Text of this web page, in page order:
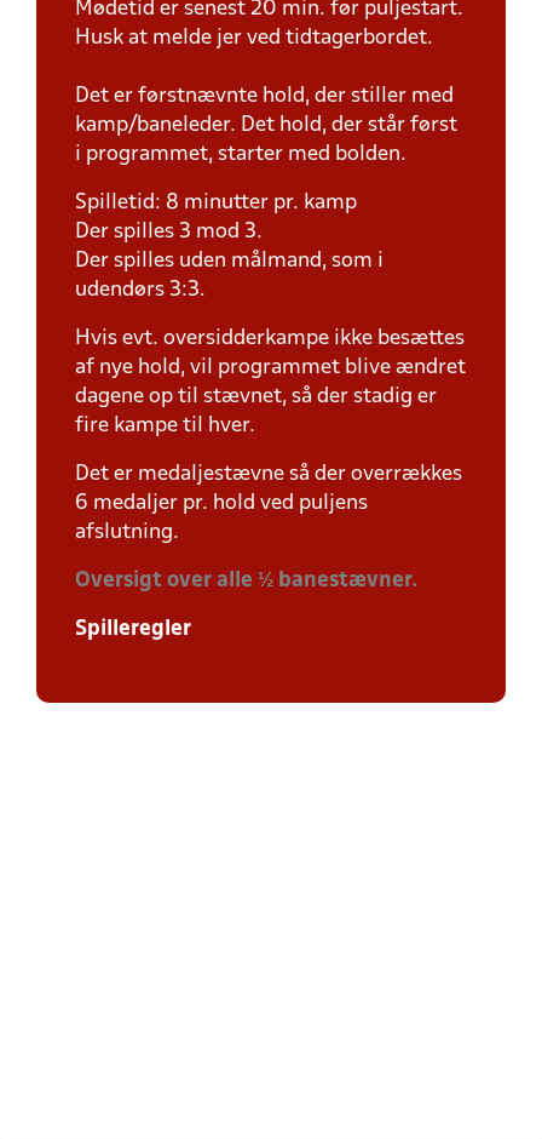
Mødetid er senest 20 min. før puljestart.
Husk at melde jer ved tidtagerbordet.
Det er førstnævnte hold, der stiller med
kamp/baneleder. Det hold, der står først
i programmet, starter med bolden.
Spilletid: 8 minutter pr. kamp
Der spilles 3 mod 3.
Der spilles uden målmand, som i
udendørs 3:3.
Hvis evt. oversidderkampe ikke besættes
af nye hold, vil programmet blive ændret
dagene op til stævnet, så der stadig er
fire kampe til hver.
Det er medaljestævne så der overrækkes
6 medaljer pr. hold ved puljens
afslutning.
Oversigt over alle ½ banestævner.
Spilleregler